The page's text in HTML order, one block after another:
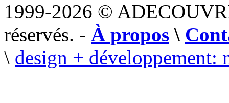
1999-2026 ©
réservés. - À propos \
\ design + développement: